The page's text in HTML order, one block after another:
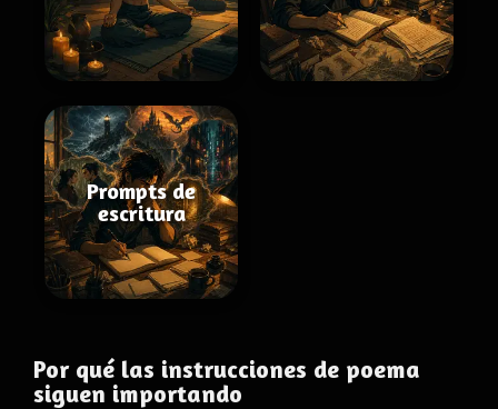
Prompts de
escritura
Por qué las instrucciones de poema
siguen importando